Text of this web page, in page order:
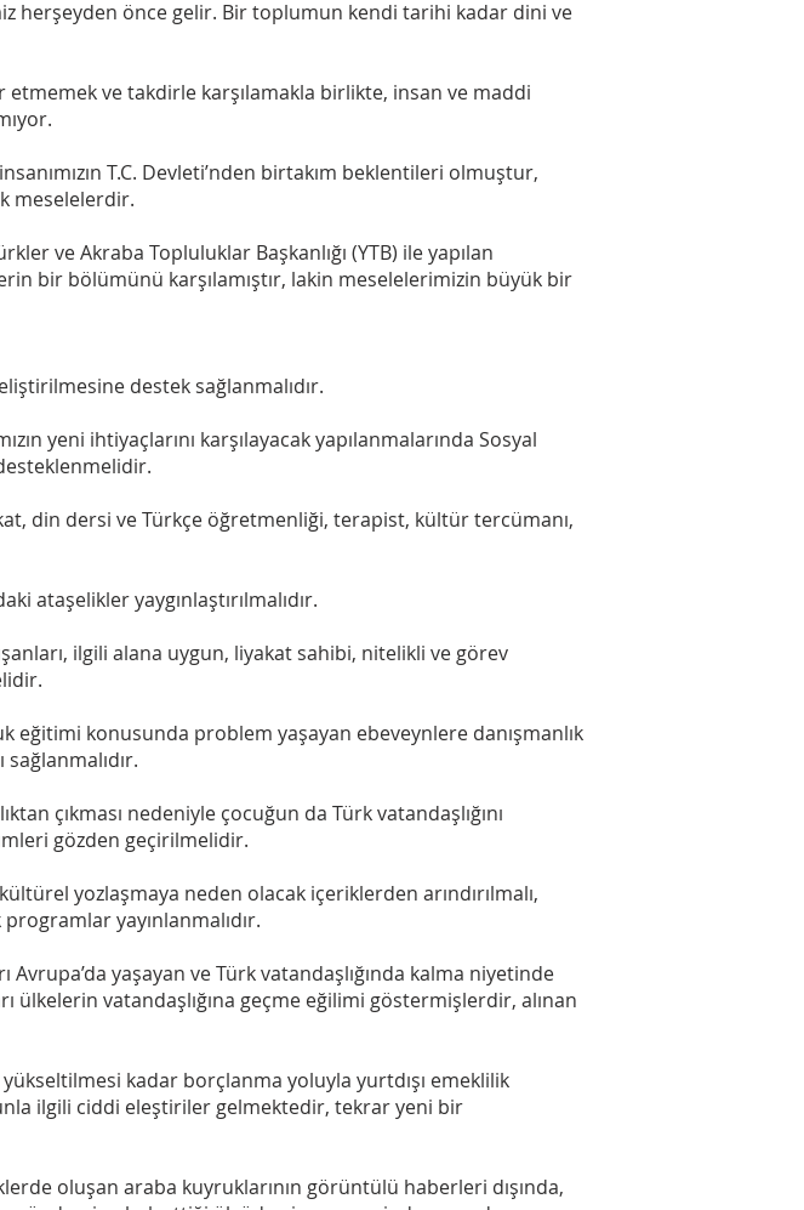
herşeyden önce gelir. Bir toplumun kendi tarihi kadar dini ve
etmemek ve takdirle karşılamakla birlikte, insan ve maddi
T.C. Devleti’nden birtakım beklentileri olmuştur,
meselelerdir.
ve Akraba Topluluklar Başkanlığı (YTB) ile yapılan
bir bölümünü karşılamıştır, lakin meselelerimizin büyük bir
destek sağlanmalıdır.
yeni ihtiyaçlarını karşılayacak yapılanmalarında Sosyal
din dersi ve Türkçe öğretmenliği, terapist, kültür tercümanı,
ataşelikler yaygınlaştırılmalıdır.
ilgili alana uygun, liyakat sahibi, nitelikli ve görev
konusunda problem yaşayan ebeveynlere danışmanlık
çıkması nedeniyle çocuğun da Türk vatandaşlığını
gözden geçirilmelidir.
yozlaşmaya neden olacak içeriklerden arındırılmalı,
yayınlanmalıdır.
yaşayan ve Türk vatandaşlığında kalma niyetinde
vatandaşlığına geçme eğilimi göstermişlerdir, alınan
kadar borçlanma yoluyla yurtdışı emeklilik
ilgili ciddi eleştiriler gelmektedir, tekrar yeni bir
oluşan araba kuyruklarının görüntülü haberleri dışında,